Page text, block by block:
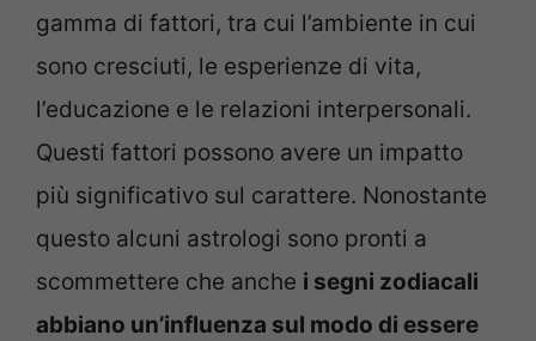
gamma di fattori, tra cui l’ambiente in cui
sono cresciuti, le esperienze di vita,
l’educazione e le relazioni interpersonali.
Questi fattori possono avere un impatto
più significativo sul carattere. Nonostante
questo alcuni astrologi sono pronti a
scommettere che anche i segni zodiacali
abbiano un’influenza sul modo di essere